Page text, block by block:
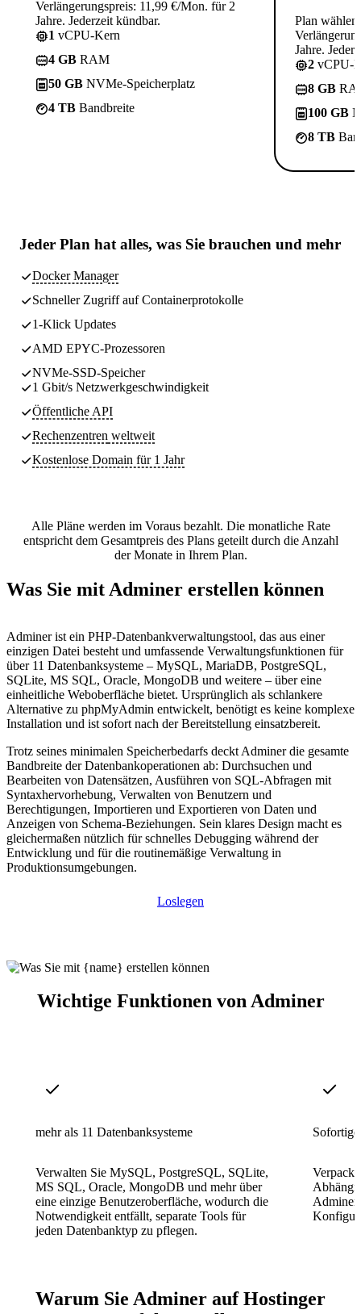
Verlängerungspreis: 11,99 €/Mon. für 2
Jahre. Jederzeit kündbar.
1 vCPU-Kern
4 GB RAM
50 GB NVMe-Speicherplatz
4 TB Bandbreite
Plan wählen
Jahre.
2 vCPU-
8 GB
100 GB
8 TB
Jeder Plan hat alles, was Sie brauchen und mehr
Docker Manager
Schneller Zugriff auf Containerprotokolle
1-Klick Updates
AMD EPYC-Prozessoren
NVMe-SSD-Speicher
1 Gbit/s Netzwerkgeschwindigkeit
Öffentliche API
Rechenzentren weltweit
Kostenlose Domain für 1 Jahr
Alle Pläne werden im Voraus bezahlt. Die monatliche Rate
entspricht dem Gesamtpreis des Plans geteilt durch die Anzahl
der Monate in Ihrem Plan.
Was Sie mit Adminer erstellen können
Adminer ist ein PHP-Datenbankverwaltungstool, das aus einer
einzigen Datei besteht und umfassende Verwaltungsfunktionen für
über 11 Datenbanksysteme – MySQL, MariaDB, PostgreSQL,
SQLite, MS SQL, Oracle, MongoDB und weitere – über eine
einheitliche Weboberfläche bietet. Ursprünglich als schlankere
Alternative zu phpMyAdmin entwickelt, benötigt es keine komplexe
Installation und ist sofort nach der Bereitstellung einsatzbereit.
Trotz seines minimalen Speicherbedarfs deckt Adminer die gesamte
Bandbreite der Datenbankoperationen ab: Durchsuchen und
Bearbeiten von Datensätzen, Ausführen von SQL-Abfragen mit
Syntaxhervorhebung, Verwalten von Benutzern und
Berechtigungen, Importieren und Exportieren von Daten und
Anzeigen von Schema-Beziehungen. Sein klares Design macht es
gleichermaßen nützlich für schnelles Debugging während der
Entwicklung und für die routinemäßige Verwaltung in
Produktionsumgebungen.
Loslegen
Wichtige Funktionen von Adminer
mehr als 11 Datenbanksysteme
Verwalten Sie MySQL, PostgreSQL, SQLite,
MS SQL, Oracle, MongoDB und mehr über
eine einzige Benutzeroberfläche, wodurch die
Notwendigkeit entfällt, separate Tools für
jeden Datenbanktyp zu pflegen.
Verpackt
Adminer
Warum Sie Adminer auf Hostinger